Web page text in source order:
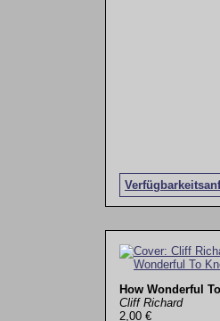
How Wonderful
Cliff Richard
2,00 €